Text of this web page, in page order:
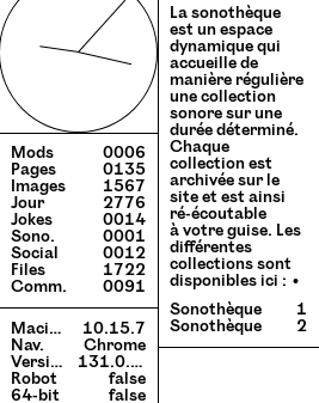
Mods 0006
Pages 0135
Images 1567
Jour 2776
Jokes 0014
Sono. 0001
Social 0012
Files 1722
Comm.
0091
Macintosh
10.15.7
Nav. Chrome
Version 131.0.0.0
Robot false
64-bit false
La sonothèque
est un espace
dynamique qui
accueille de
manière régulière
une collection
sonore sur une
durée déterminé.
Chaque
collection est
archivée sur le
site et est ainsi
ré-écoutable
à votre guise. Les
différentes
collections sont
disponibles ici :
Sonothèque
1
Sonothèque 2